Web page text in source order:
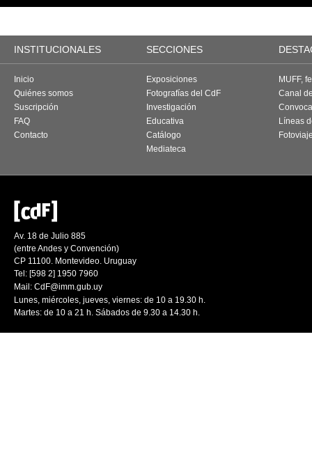
INSTITUCIONALES SECCIONES
Inicio
Quiénes somos
Suscripción
FAQ
Contacto
Exposiciones
Fotografías del CdF
Investigación
Educativa
Catálogo
Mediateca
MUFF,
Canal
Líneas
Av. 18 de Julio 885
(entre Andes y Convención)
CP 11100. Montevideo. Uruguay
Tel: [598 2] 1950 7960
Mail: CdF@imm.gub.uy
Lunes, miércoles, jueves, viernes: de 10 a 19.30 h.
Martes: de 10 a 21 h. Sábados de 9.30 a 14.30 h.